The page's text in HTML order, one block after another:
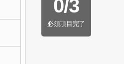
0/3
必須項目完了